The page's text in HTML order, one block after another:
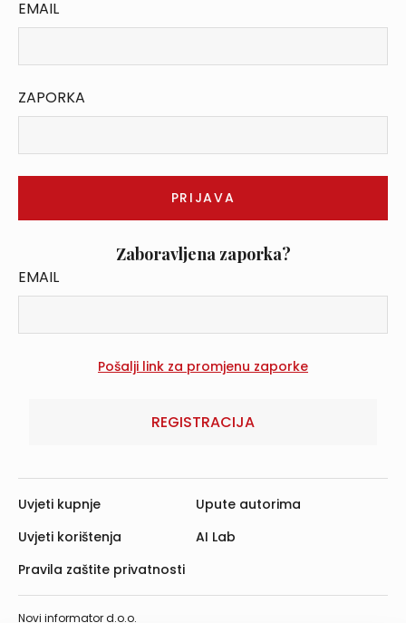
EMAIL
ZAPORKA
Zaboravljena zaporka?
EMAIL
REGISTRACIJA
Novi informator d.o.o.
Uvjeti kupnje
Uvjeti korištenja
Pravila zaštite privatnosti
Upute autorima
AI Lab